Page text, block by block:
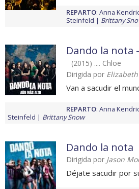
REPARTO: Anna
Steinfeld
Brittany
Dando la nota
(2015) .... Chloe
Dirigida por
Van a sacudir el
REPARTO: Anna
Steinfeld
Brittany Snow
Dando la nota
Dirigida por Jason
Déjate sacudir por